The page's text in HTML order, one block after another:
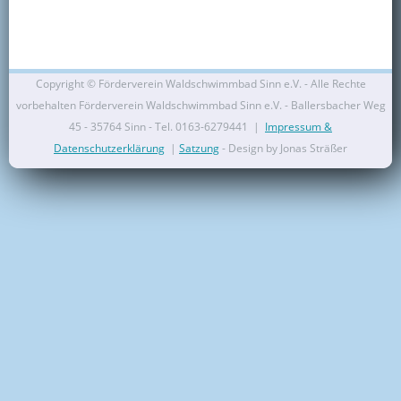
Copyright © Förderverein Waldschwimmbad Sinn e.V. - Alle Rechte
vorbehalten Förderverein Waldschwimmbad Sinn e.V. - Ballersbacher Weg
45 - 35764 Sinn - Tel. 0163-6279441 | Impressum &
Datenschutzerklärung | Satzung- Design by Jonas Sträßer